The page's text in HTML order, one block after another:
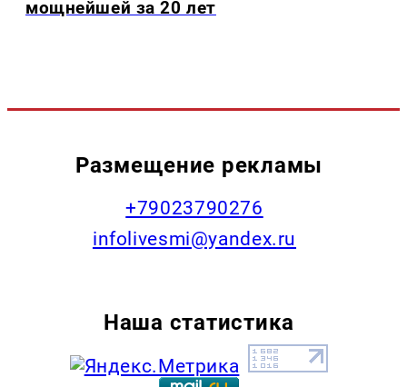
мощнейшей за 20 лет
Размещение рекламы
+79023790276
infolivesmi@yandex.ru
Наша статистика